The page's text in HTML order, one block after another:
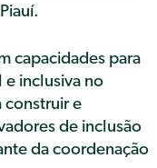
capacidades para
e inclusiva no
construir e
de inclusão
da coordenação